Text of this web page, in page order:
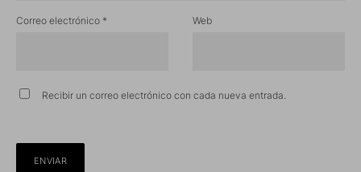
Correo electrónico * Web
Recibir un correo electrónico con cada nueva entrada.